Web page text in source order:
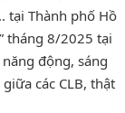
tại Thành phố Hồ
tháng 8/2025 tại
động, sáng
các CLB, thật